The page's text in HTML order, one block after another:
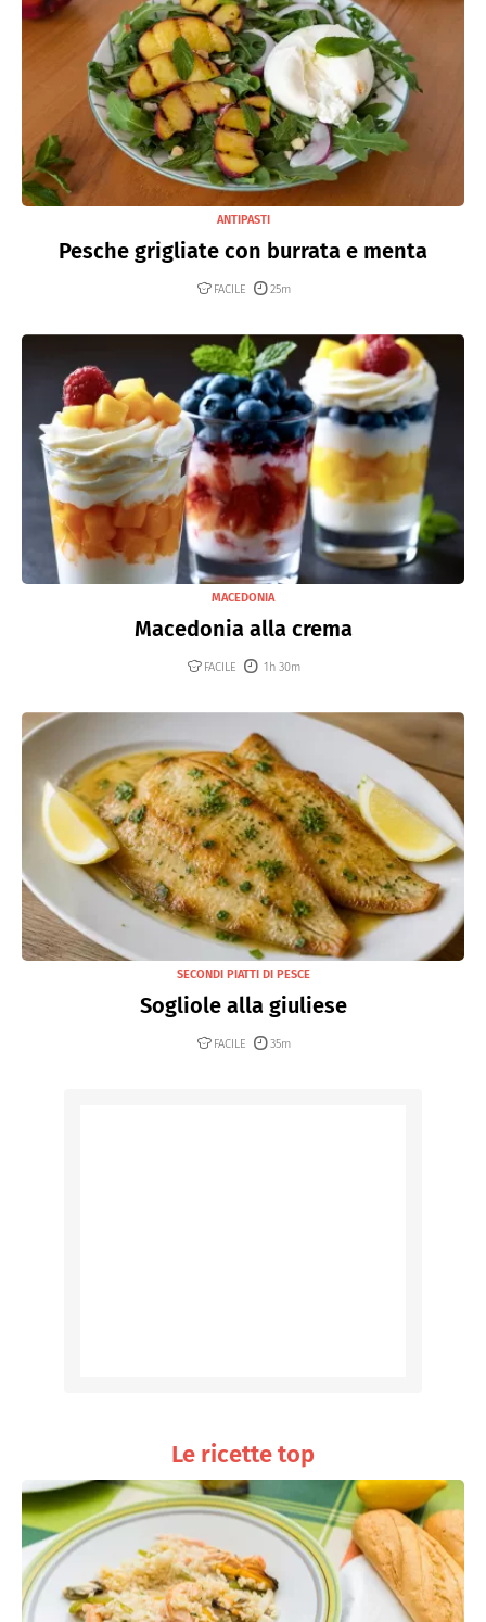
ANTIPASTI
Pesche grigliate con burrata e menta
FACILE 25m
MACEDONIA
Macedonia alla crema
FACILE 1h 30m
SECONDI PIATTI DI PESCE
Sogliole alla giuliese
FACILE 35m
Le ricette top